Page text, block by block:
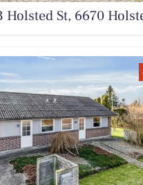
Holsted St, 6670